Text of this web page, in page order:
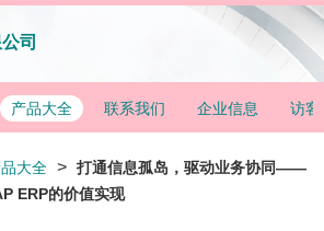
司
产品大全 联系我们 企业信息 访客
大全 > 打通信息孤岛，驱动业务协同——
ERP的价值实现